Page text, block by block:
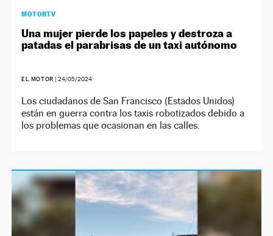
MOTORTV
Una mujer pierde los papeles y destroza a
patadas el parabrisas de un taxi autónomo
EL MOTOR | 24/05/2024
Los ciudadanos de San Francisco (Estados Unidos)
están en guerra contra los taxis robotizados debido a
los problemas que ocasionan en las calles.